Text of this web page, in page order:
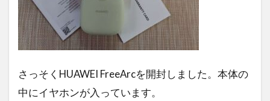
さっそくHUAWEI FreeArcを開封しました。本体の
中にイヤホンが入っています。